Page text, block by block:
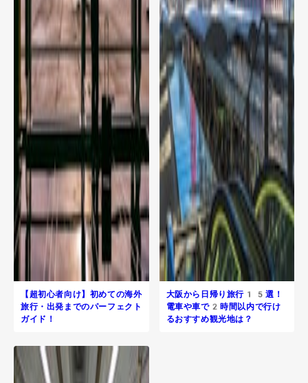
【超初心者向け】初めての海外
旅行・出発までのパーフェクト
ガイド！
大阪から日帰り旅行​15選！
電車や車で2時間以内で行け
るおすすめ観光地は？